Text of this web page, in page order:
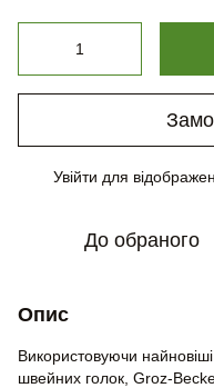
Увійти для
До обраного
Опис
Використовуючи
швейних голок, Groz-